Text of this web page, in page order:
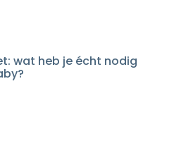
wat heb je écht nodig